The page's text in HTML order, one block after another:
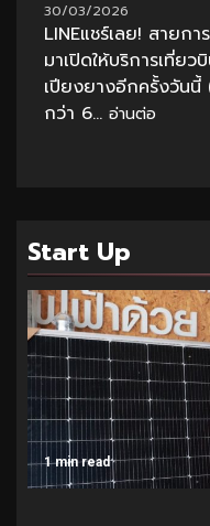
30/03/2026
LINEแชร์เลย! สายก
มาเปิดให้บริการเที่ย
เปียงยางอีกครั้งวัน
กว่า 6... อ่านต่อ
Start Up
1 min read